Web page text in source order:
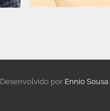
Desenvolvido por Ennio Sousa